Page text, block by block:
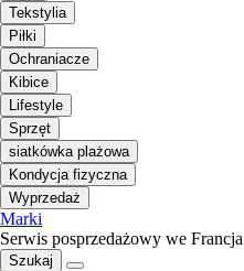
Tekstylia
Piłki
Ochraniacze
Kibice
Lifestyle
Sprzęt
siatkówka plażowa
Kondycja fizyczna
Wyprzedaż
Marki
Serwis posprzedażowy we Francja
Szukaj